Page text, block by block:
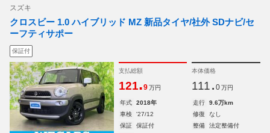
スズキ
クロスビー 1.0 ハイブリッド MZ 新品タイヤ/社外 SDナビ/セ
ーフティサポー
保証付
支払総額
121.9 万円
本体価格
111. 0 万円
年式 2018年 走行
9.6万km
車検
'27/12 修復
なし
保証
保証付 整備
法定整備付